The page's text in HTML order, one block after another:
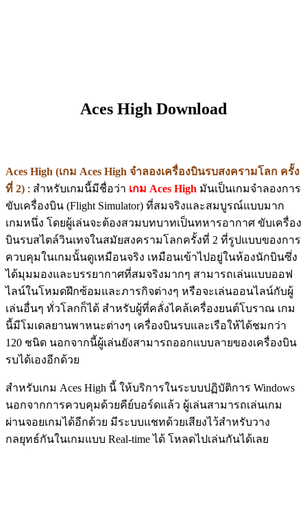
Aces High Download
Aces High (เกม Aces High จำลองเครื่องบินรบสงครามโลก ครั้ง
ที่ 2) : สำหรับเกมนี้มีชื่อว่า เกม Aces High มันเป็นเกมจำลองการ
ขับเครื่องบิน (Flight Simulator) ที่สมจริงและสมบูรณ์แบบมาก
เกมหนึ่ง โดยผู้เล่นจะต้องสวมบทบาทเป็นทหารอากาศ ขับเครื่อง
บินรบสไตล์วินเทจในสมัยสงครามโลกครั้งที่ 2 ที่รูปแบบของการ
ควบคุมในเกมนั้นดูเหมือนจริง เหมือนเข้าไปอยู่ในห้องนักบินซึ่ง
ได้มุมมองและบรรยากาศที่สมจริงมากๆ สามารถเล่นแบบออฟ
ไลน์ในโหมดฝึกซ้อมและภารกิจต่างๆ หรือจะเล่นออนไลน์กับผู้
เล่นอื่นๆ ทั่วโลกก็ได้ สำหรับผู้ที่คลั่งไคล้เครื่องยนต์โบราณ เกม
นี้มีโมเดลยานพาหนะต่างๆ เครื่องบินรบและเรือให้ได้ชมกว่า
120 ชนิด นอกจากนี้ผู้เล่นยังสามารถออกแบบลายของเครื่องบิน
รบได้เองอีกด้วย
สำหรับเกม Aces High นี้ ให้บริการในระบบปฏิบัติการ Windows
นอกจากการควบคุมด้วยคีย์บอร์ดแล้ว ผู้เล่นสามารถเล่นเกม
ผ่านจอยเกมได้อีกด้วย มีระบบแชทด้วยเสียงไว้สำหรับวาง
กลยุทธ์กันในเกมแบบ Real-time ได้ โหลดไปเล่นกันได้เลย